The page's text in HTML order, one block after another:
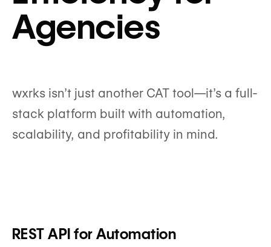
Agencies
wxrks isn’t just another CAT tool—it’s a full-
stack platform built with automation,
scalability, and profitability in mind.
REST API for Automation